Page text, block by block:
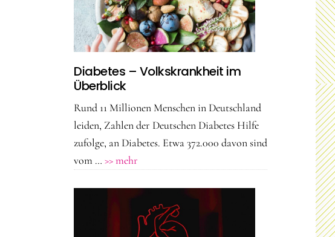
moderne
Medizin
neue
Diabetes – Volkskrankheit im
Überblick
Rund 11 Millionen Menschen in Deutschland
leiden, Zahlen der Deutschen Diabetes Hilfe
zufolge, an Diabetes. Etwa 372.000 davon sind
vom … >> mehr
Volkskrankheit
im
Überblick